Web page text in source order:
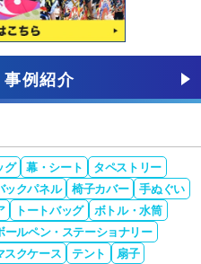
例紹介
グ 幕・シート
タペストリー
ックパネル 椅子カバー
手ぬぐい
トートバッグ
ボトル・水筒
ールペン・ステーショナリー
スクケース テント
扇子